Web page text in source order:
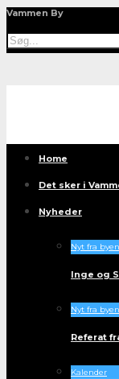
Vammen By
Home
Det sker i
Nyheder
Nyt fra byen
Inge og
Nyt fra byen
Referat
Kalender